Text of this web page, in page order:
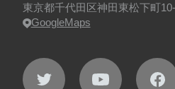
東京都千代田区神田東松下町
GoogleMaps